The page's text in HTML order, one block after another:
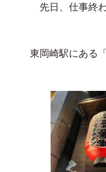
先日、仕事終
東岡崎駅にある